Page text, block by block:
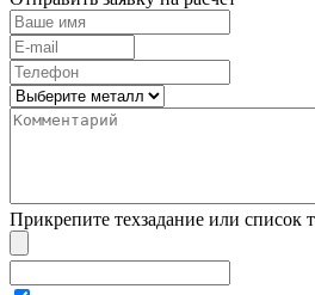
Прикрепите техзадание или список